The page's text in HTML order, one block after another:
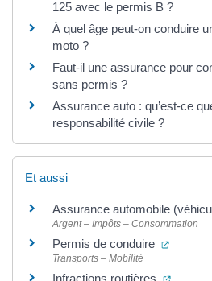
125 avec le permis B ?
À quel âge peut-on conduire
moto ?
Faut-il une assurance pour
sans permis ?
Assurance auto : qu’est-ce
responsabilité civile ?
Et aussi
Assurance automobile
Argent – Impôts – Consommation
Permis de conduire
Transports – Mobilité
Infractions routières